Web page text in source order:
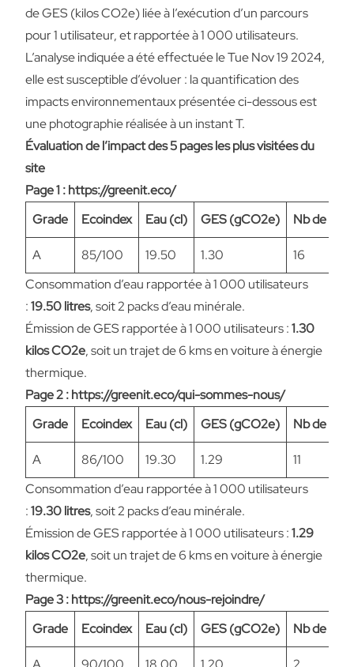
de GES (kilos CO2e) liée à l’exécution d’un parcours
pour 1 utilisateur, et rapportée à 1 000 utilisateurs.
L’analyse indiquée a été effectuée le Tue Nov 19 2024,
elle est susceptible d’évoluer : la quantification des
impacts environnementaux présentée ci-dessous est
une photographie réalisée à un instant T.
Évaluation de l’impact des 5 pages les plus visitées du
site
Page 1 : https://greenit.eco/
Grade
Ecoindex Eau (cl) GES (gCO2e) Nb de
A 85/100 19.50 1.30
16
Consommation d’eau rapportée à 1 000 utilisateurs
:19.50 litres, soit 2 packs d’eau minérale.
Émission de GES rapportée à 1 000 utilisateurs :1.30
kilos CO2e, soit un trajet de 6 kms en voiture à énergie
thermique.
Page 2 : https://greenit.eco/qui-sommes-nous/
Grade
Ecoindex Eau (cl) GES (gCO2e) Nb de
A 86/100 19.30 1.29
11
Consommation d’eau rapportée à 1 000 utilisateurs
:19.30 litres, soit 2 packs d’eau minérale.
Émission de GES rapportée à 1 000 utilisateurs :1.29
kilos CO2e, soit un trajet de 6 kms en voiture à énergie
thermique.
Page 3 : https://greenit.eco/nous-rejoindre/
Grade
Ecoindex Eau (cl) GES (gCO2e) Nb de